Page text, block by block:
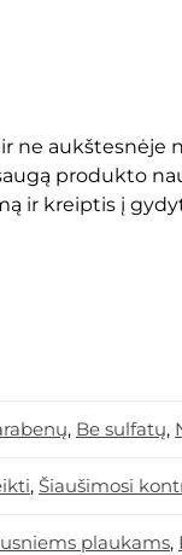
ne aukštesnėje
produkto
ir kreiptis į
, Be sulfatų,
, Šiaušimosi
plaukams,